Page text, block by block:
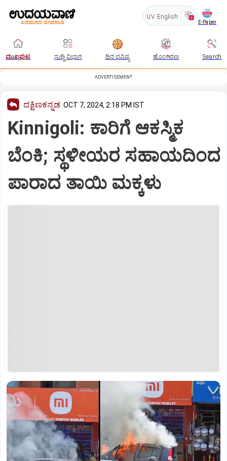
UV English
E-Paper
ಮುಖಪುಟ ಸುದ್ದಿ ವಿಭಾಗ ದಿನ ಭವಿಷ್ಯ ಹೊಂಗಿರಣ Search
ADVERTISEMENT
ದಕ್ಷಿಣಕನ್ನಡ OCT 7, 2024, 2:18 PM IST
Kinnigoli: ಕಾರಿಗೆ ಆಕಸ್ಮಿಕ
ಬೆಂಕಿ; ಸ್ಥಳೀಯರ ಸಹಾಯದಿಂದ
ಪಾರಾದ ತಾಯಿ ಮಕ್ಕಳು